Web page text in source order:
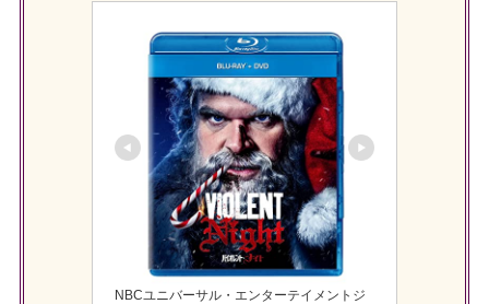
NBCユニバーサル・エンターテイメントジ